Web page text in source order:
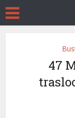
47